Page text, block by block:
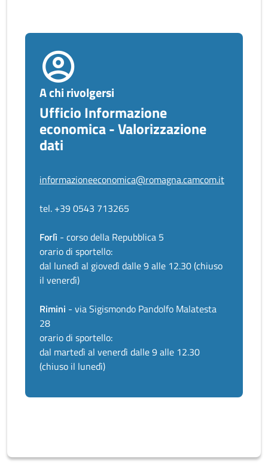
A chi rivolgersi
Ufficio Informazione
economica - Valorizzazione
dati
informazioneeconomica@romagna.camcom.it
tel. +39 0543 713265
Forlì - corso della Repubblica 5
orario di sportello:
dal lunedì al giovedì dalle 9 alle 12.30 (chiuso
il venerdì)
Rimini - via Sigismondo Pandolfo Malatesta
28
orario di sportello:
dal martedì al venerdì dalle 9 alle 12.30
(chiuso il lunedì)